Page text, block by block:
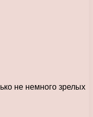
не немного зрелых